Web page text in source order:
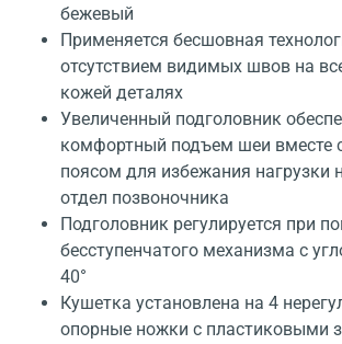
бежевый
Применяется бесшовная
отсутствием видимых швов на
кожей деталях
Увеличенный подголовник
комфортный подъем шеи вместе
поясом для избежания нагрузки
отдел позвоночника
Подголовник регулируется при
бесступенчатого механизма с
40°
Кушетка установлена на 4
опорные ножки с пластиковыми